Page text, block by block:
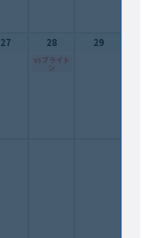
27 28
vsブライト
ン
29